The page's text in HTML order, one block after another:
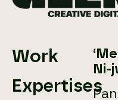
Work
Expertises
Ni-